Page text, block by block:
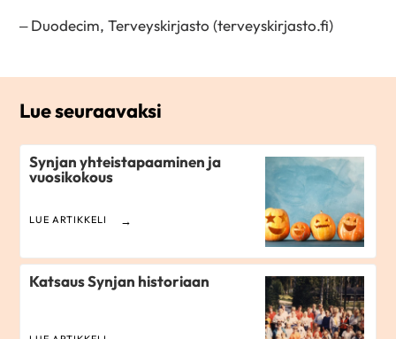
– Duodecim, Terveyskirjasto (terveyskirjasto.fi)
Lue seuraavaksi
Synjan yhteistapaaminen ja
vuosikokous
LUE ARTIKKELI
Katsaus Synjan historiaan